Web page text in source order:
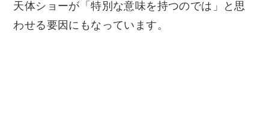
天体ショーが「特別な意味を持つのでは」と思
わせる要因にもなっています。